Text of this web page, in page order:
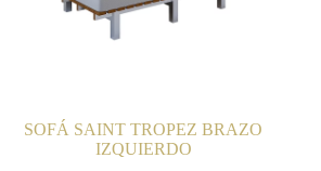
SOFÁ SAINT TROPEZ BRAZO
IZQUIERDO